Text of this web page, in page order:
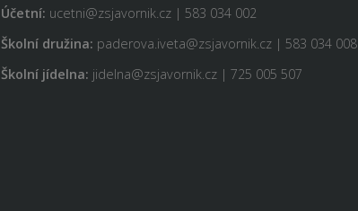
Účetní: ucetni@zsjavornik.cz | 583 034 002
Školní družina: paderova.iveta@zsjavornik.cz | 583 034 008
Školní jídelna: jidelna@zsjavornik.cz | 725 005 507